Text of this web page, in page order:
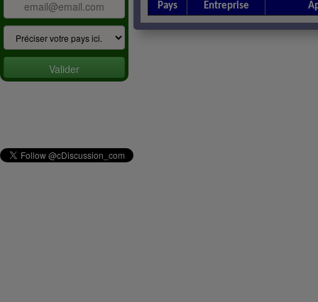
Pays Entreprise